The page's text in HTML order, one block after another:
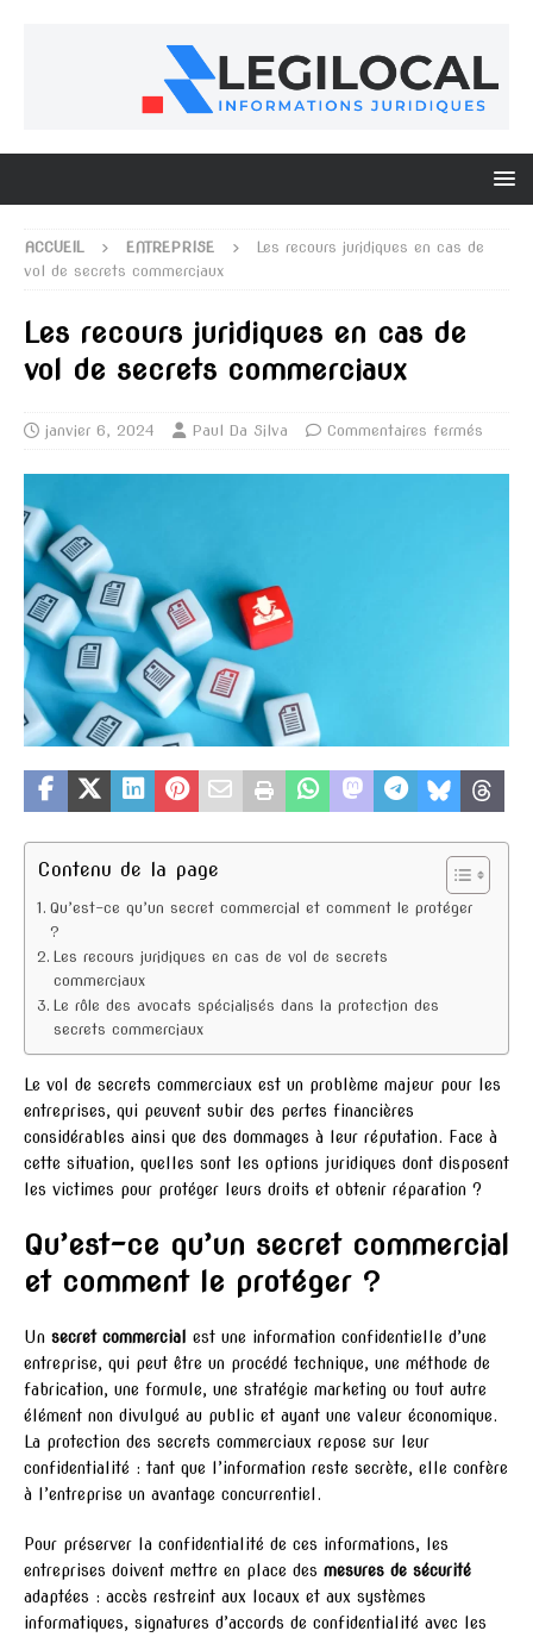
ACCUEIL ENTREPRISE
Les recours juridiques en cas de
vol de secrets commerciaux
Les recours juridiques en cas de
vol de secrets commerciaux
janvier 6, 2024 Paul Da Silva Commentaires fermés
Contenu de la page
Qu’est-ce qu’un secret commercial et comment le protéger
?
Les recours juridiques en cas de vol de secrets
commerciaux
Le rôle des avocats spécialisés dans la protection des
secrets commerciaux
Le vol de secrets commerciaux est un problème majeur pour les
entreprises, qui peuvent subir des pertes financières
considérables ainsi que des dommages à leur réputation. Face à
cette situation, quelles sont les options juridiques dont disposent
les victimes pour protéger leurs droits et obtenir réparation ?
Qu’est-ce qu’un secret commercial
et comment le protéger ?
Un secret commercial
est une information confidentielle d’une
entreprise, qui peut être un procédé technique, une méthode de
fabrication, une formule, une stratégie marketing ou tout autre
élément non divulgué au public et ayant une valeur économique.
La protection des secrets commerciaux repose sur leur
confidentialité : tant que l’information reste secrète, elle confère
à l’entreprise un avantage concurrentiel.
Pour préserver la confidentialité de ces informations, les
entreprises doivent mettre en place des mesures de sécurité
adaptées : accès restreint aux locaux et aux systèmes
informatiques, signatures d’accords de confidentialité avec les